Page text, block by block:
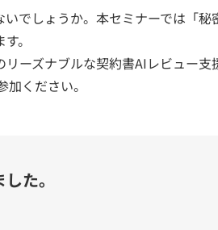
でしょうか。本セミナーでは「秘
。
ーズナブルな契約書AIレビュー支
ください。
た。